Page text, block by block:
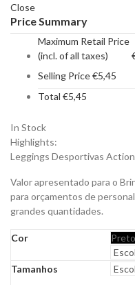
Close
Price Summary
Maximum Retail Price
(incl. of all taxes)
Selling Price€5,45
Total €5,45
In Stock
Highlights:
Leggings Desportivas
Valor apresentado para o
para orçamentos de
grandes quantidades.
Cor Preto
Tamanhos